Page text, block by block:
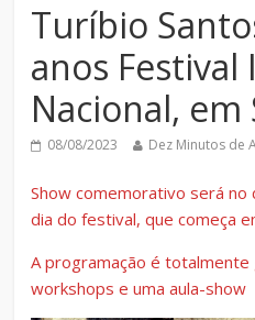
Turíbio
anos
Nacional, em
08/08/2023 Dez Minutos de
Show comemorativo será
dia do festival, que começa
A programação é totalmente
workshops e uma aula-show